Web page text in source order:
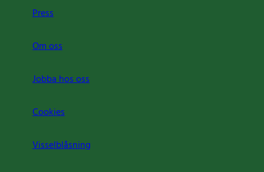
Press
Om oss
Jobba hos oss
Cookies
Visselblåsning